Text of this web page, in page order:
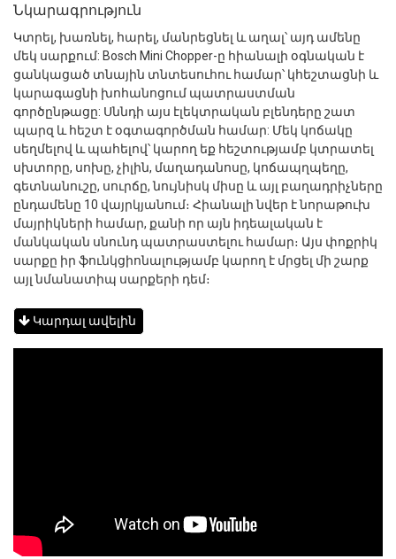
Նկարագրություն
Կտրել, խառնել, հարել, մանրեցնել և աղալ՝ այդ ամենը
մեկ սարքում: Bosch Mini Chopper-ը հիանալի օգնական է
ցանկացած տնային տնտեսուհու համար՝ կհեշտացնի և
կարագացնի խոհանոցում պատրաստման
գործընթացը: Սննդի այս էլեկտրական բլենդերը շատ
պարզ և հեշտ է օգտագործման համար: Մեկ կոճակը
սեղմելով և պահելով՝ կարող եք հեշտությամբ կտրատել
սխտորը, սոխը, չիլին, մաղադանոսը, կոճապղպեղը,
գետնանուշը, սուրճը, նույնիսկ միսը և այլ բաղադրիչները
ընդամենը 10 վայրկյանում։ Հիանալի նվեր է նորաթուխ
մայրիկների համար, քանի որ այն իդեալական է
մանկական սնունդ պատրաստելու համար։ Այս փոքրիկ
սարքը իր ֆունկցիոնալությամբ կարող է մրցել մի շարք
այլ նմանատիպ սարքերի դեմ։
Կարդալ ավելին